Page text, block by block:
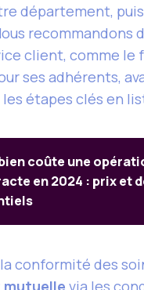
département,
recommandons
client, comme le
ses adhérents,
étapes clés en
coûte une
en 2024 : prix et
conformité des
via les